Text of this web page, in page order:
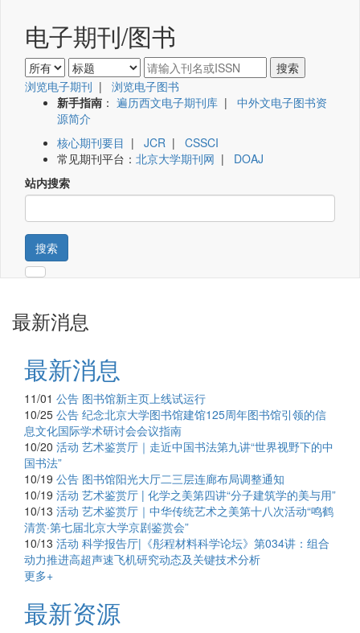
电子期刊/图书
浏览电子期刊 | 浏览电子图书
新手指南 ： 遍历西文电子期刊库 | 中外文电子图书资
源简介
核心期刊要目 | JCR | CSSCI
常见期刊平台： 北京大学期刊网 | DOAJ
站内搜索
搜索
最新消息
最新消息
11/01 公告 图书馆新主页上线试运行
10/25 公告 纪念北京大学图书馆建馆125周年图书馆引领的信
息文化国际学术研讨会会议指南
10/20 活动 艺术鉴赏厅｜走近中国书法第九讲“世界视野下的中
国书法”
10/19 公告 图书馆阳光大厅二三层连廊布局调整通知
10/19 活动 艺术鉴赏厅 | 化学之美第四讲“分子建筑学的美与用”
10/13 活动 艺术鉴赏厅｜中华传统艺术之美第十八次活动“鸣鹤
清赏·第七届北京大学京剧鉴赏会”
10/13 活动 科学报告厅|《彤程材料科学论坛》第034讲：组合
动力推进高超声速飞机研究动态及关键技术分析
更多+
最新资源